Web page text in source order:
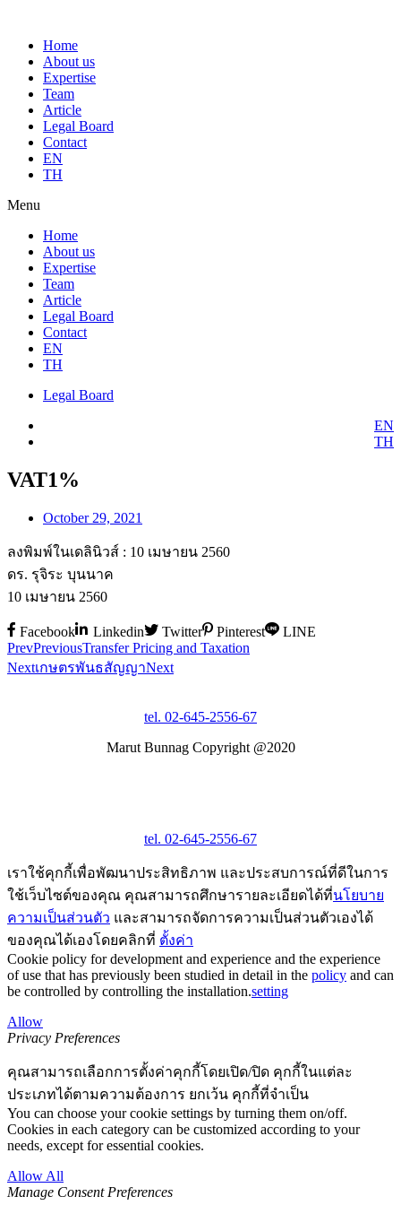
Home
About us
Expertise
Team
Article
Legal Board
Contact
EN
TH
Menu
Home
About us
Expertise
Team
Article
Legal Board
Contact
EN
TH
Legal Board
EN
TH
VAT1%
October 29, 2021
ลงพิมพ์ในเดลินิวส์ : 10 เมษายน 2560
ดร. รุจิระ บุนนาค
10 เมษายน 2560
Facebook Linkedin Twitter Pinterest
LINE
PrevPreviousTransfer Pricing and Taxation
NextเกษตรพันธสัญญาNext
tel. 02-645-2556-67
Marut Bunnag Copyright @2020
tel. 02-645-2556-67
เราใช้คุกกี้เพื่อพัฒนาประสิทธิภาพ และประสบการณ์ที่ดีในการ
ใช้เว็บไซต์ของคุณ คุณสามารถศึกษารายละเอียดได้ที่นโยบาย
ความเป็นส่วนตัว และสามารถจัดการความเป็นส่วนตัวเองได้
ของคุณได้เองโดยคลิกที่ ตั้งค่า
Cookie policy for development and experience and the experience
of use that has previously been studied in detail in the policy and can
be controlled by controlling the installation.setting
Allow
Privacy Preferences
คุณสามารถเลือกการตั้งค่าคุกกี้โดยเปิด/ปิด คุกกี้ในแต่ละ
ประเภทได้ตามความต้องการ ยกเว้น คุกกี้ที่จำเป็น
You can choose your cookie settings by turning them on/off.
Cookies in each category can be customized according to your
needs, except for essential cookies.
Allow All
Manage Consent Preferences